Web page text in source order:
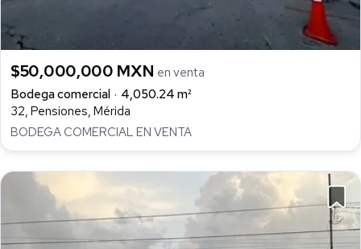
$50,000,000 MXN en venta
Bodega comercial
4,050.24 m²
32, Pensiones, Mérida
BODEGA COMERCIAL EN VENTA